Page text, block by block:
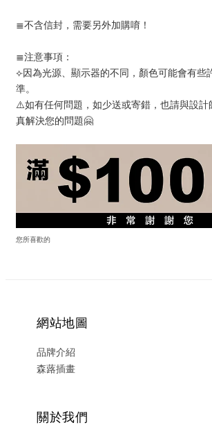
≣不含信封，需要另外加購唷！
≣注意事項：
⟣因為光源、顯示器的不同，顏色可能會有些
準。
⚠️如有任何問題，如少送或寄錯，也請與設計
真解決您的問題🤗
您所喜歡的
網站地圖
品牌介紹
森蕗插畫
關於我們